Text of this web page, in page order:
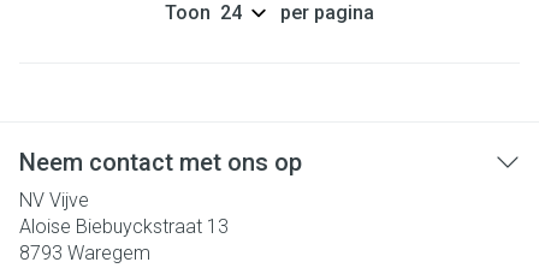
Toon per pagina
Neem contact met ons op
NV Vijve
Aloise Biebuyckstraat 13
8793 Waregem